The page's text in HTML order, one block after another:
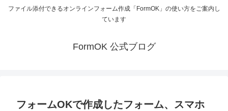
ファイル添付できるオンラインフォーム作成「FormOK」の使い方をご案内し
ています
FormOK 公式ブログ
フォームOKで作成したフォーム、スマホ